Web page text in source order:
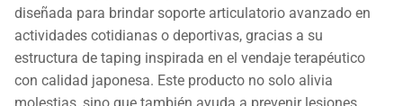
diseñada para brindar soporte articulatorio avanzado en
actividades cotidianas o deportivas, gracias a su
estructura de taping inspirada en el vendaje terapéutico
con calidad japonesa. Este producto no solo alivia